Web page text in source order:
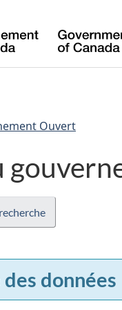
Ouvert
données